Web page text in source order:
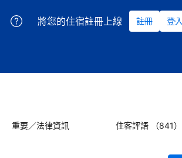
將您的住宿註冊上線 註冊 登入
重要／法律資訊 住客評語 （841）